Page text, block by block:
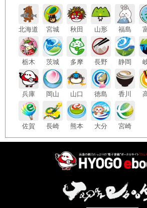
北海道 宮城 秋田 山形 福島
栃木 茨城 多摩 長野 静岡
兵庫 岡山 山口 徳島 香川
佐賀 長崎 熊本 大分 宮崎